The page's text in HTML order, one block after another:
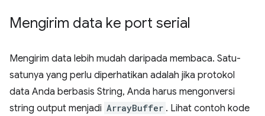
Mengirim data ke port serial
Mengirim data lebih mudah daripada membaca. Satu-
satunya yang perlu diperhatikan adalah jika protokol
data Anda berbasis String, Anda harus mengonversi
string output menjadi ArrayBuffer . Lihat contoh kode